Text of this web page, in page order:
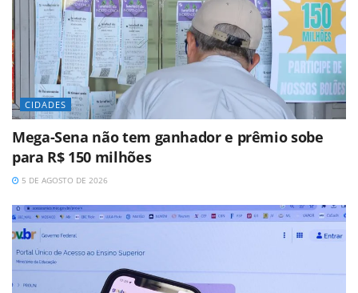
CIDADES
Mega-Sena não tem ganhador e prêmio sobe
para R$ 150 milhões
5 DE AGOSTO DE 2026